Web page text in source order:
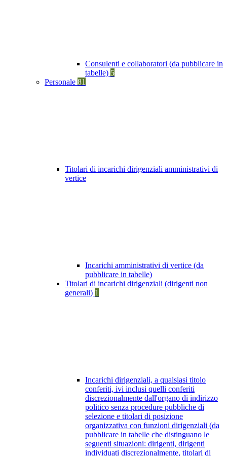
Consulenti e collaboratori (da pubblicare in
tabelle) 5
Personale 81
Titolari di incarichi dirigenziali amministrativi di
vertice
Incarichi amministrativi di vertice (da
pubblicare in tabelle)
Titolari di incarichi dirigenziali (dirigenti non
generali) 1
Incarichi dirigenziali, a qualsiasi titolo
conferiti, ivi inclusi quelli conferiti
discrezionalmente dall'organo di indirizzo
politico senza procedure pubbliche di
selezione e titolari di posizione
organizzativa con funzioni dirigenziali (da
pubblicare in tabelle che distinguano le
seguenti situazioni: dirigenti, dirigenti
individuati discrezionalmente, titolari di